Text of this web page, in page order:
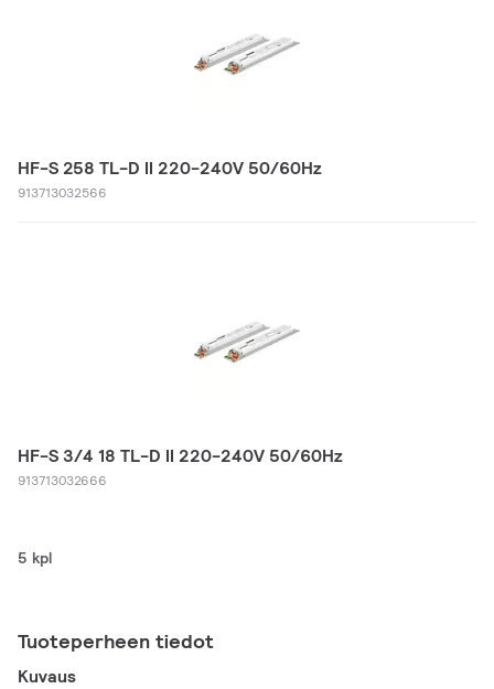
HF-S 258 TL-D II 220-240V 50/60Hz
913713032566
HF-S 3/4 18 TL-D II 220-240V 50/60Hz
913713032666
5 kpl
Tuoteperheen tiedot
Kuvaus